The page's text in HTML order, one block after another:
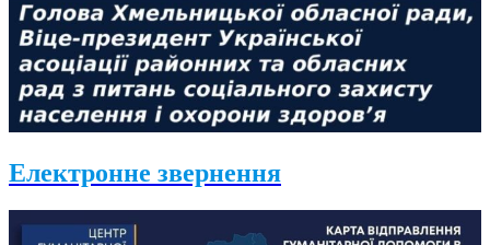
Електронне звернення